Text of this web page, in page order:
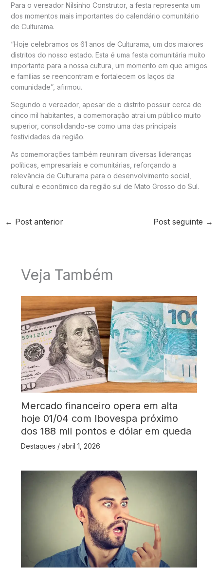
Para o vereador Nilsinho Construtor, a festa representa um
dos momentos mais importantes do calendário comunitário
de Culturama.
“Hoje celebramos os 61 anos de Culturama, um dos maiores
distritos do nosso estado. Esta é uma festa comunitária muito
importante para a nossa cultura, um momento em que amigos
e famílias se reencontram e fortalecem os laços da
comunidade”, afirmou.
Segundo o vereador, apesar de o distrito possuir cerca de
cinco mil habitantes, a comemoração atrai um público muito
superior, consolidando-se como uma das principais
festividades da região.
As comemorações também reuniram diversas lideranças
políticas, empresariais e comunitárias, reforçando a
relevância de Culturama para o desenvolvimento social,
cultural e econômico da região sul de Mato Grosso do Sul.
← Post anterior Post seguinte →
Veja Também
Mercado financeiro opera em alta
hoje 01/04 com Ibovespa próximo
dos 188 mil pontos e dólar em queda
Destaques / abril 1, 2026